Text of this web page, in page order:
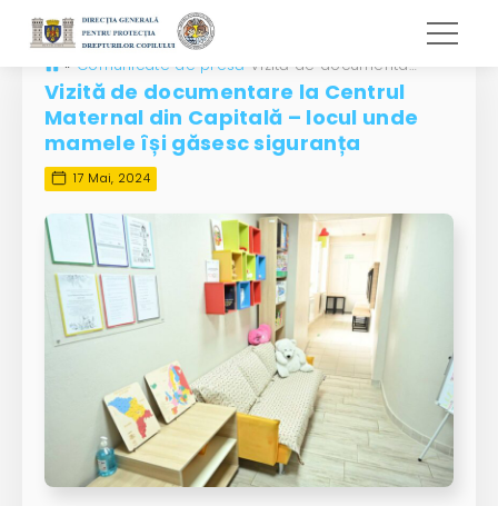
» Comunicate de presă Vizită de documentare la Centrul Maternal din Capitală – locul unde mamele își găsesc siguranța
Vizită de documentare la Centrul
Maternal din Capitală – locul unde
mamele își găsesc siguranța
17 Mai, 2024